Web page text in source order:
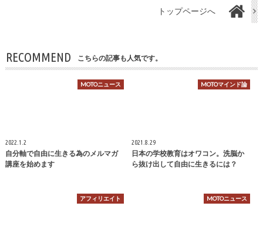
トップページへ
RECOMMEND こちらの記事も人気です。
MOTOニュース
2022.1.2
自分軸で自由に生きる為のメルマガ
講座を始めます
MOTOマインド論
2021.8.29
日本の学校教育はオワコン。洗脳か
ら抜け出して自由に生きるには？
アフィリエイト MOTOニュース